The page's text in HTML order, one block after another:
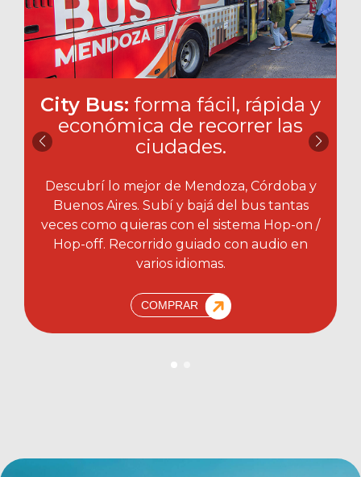
City Bus: forma fácil, rápida y
económica de recorrer las
ciudades.​
Descubrí lo mejor de Mendoza, Córdoba y
Buenos Aires. Subí y bajá del bus tantas
veces como quieras con el sistema Hop-on /
Hop-off. Recorrido guiado con audio en
varios idiomas.
COMPRAR